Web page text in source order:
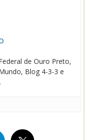
de Ouro Preto,
Blog 4-3-3 e